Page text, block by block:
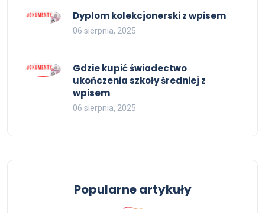
Dyplom kolekcjonerski z wpisem
06 sierpnia, 2025
Gdzie kupić świadectwo
ukończenia szkoły średniej z
wpisem
06 sierpnia, 2025
Popularne artykuły